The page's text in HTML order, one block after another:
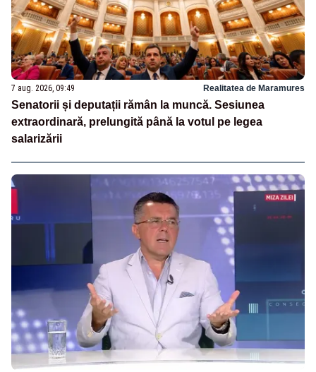
7 aug. 2026, 09:49 Realitatea de Maramures
Senatorii și deputații rămân la muncă. Sesiunea
extraordinară, prelungită până la votul pe legea
salarizării